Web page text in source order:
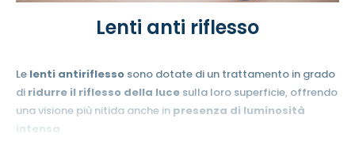
Lenti anti riflesso
Le lenti antiriflesso sono dotate di un trattamento in grado
di ridurre il riflesso della luce sulla loro superficie, offrendo
una visione più nitida anche in presenza di luminosità
intensa